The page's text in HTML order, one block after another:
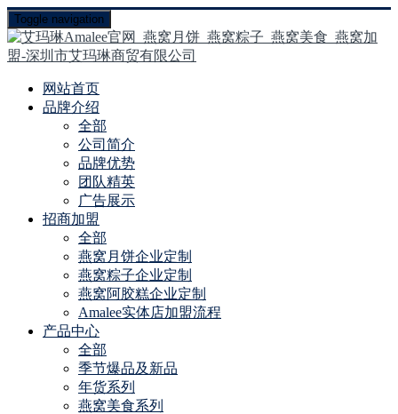
Toggle navigation
网站首页
品牌介绍
全部
公司简介
品牌优势
团队精英
广告展示
招商加盟
全部
燕窝月饼企业定制
燕窝粽子企业定制
燕窝阿胶糕企业定制
Amalee实体店加盟流程
产品中心
全部
季节爆品及新品
年货系列
燕窝美食系列